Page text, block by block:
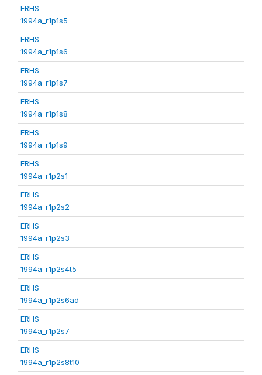
ERHS
1994a_r1p1s5
ERHS
1994a_r1p1s6
ERHS
1994a_r1p1s7
ERHS
1994a_r1p1s8
ERHS
1994a_r1p1s9
ERHS
1994a_r1p2s1
ERHS
1994a_r1p2s2
ERHS
1994a_r1p2s3
ERHS
1994a_r1p2s4t5
ERHS
1994a_r1p2s6ad
ERHS
1994a_r1p2s7
ERHS
1994a_r1p2s8t10